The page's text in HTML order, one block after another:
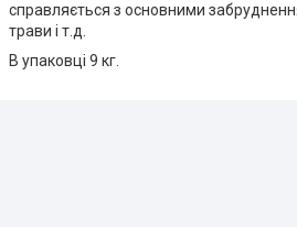
справляється з основними
трави і т.д.
В упаковці 9 кг.